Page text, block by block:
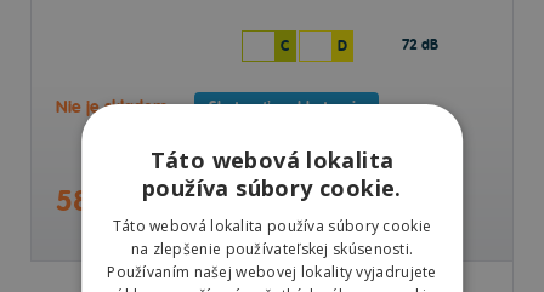
C D 72 dB
Nie je skladom Sledovať naskladnenie
589,66 €
Táto webová lokalita
používa súbory cookie.
Táto webová lokalita používa súbory cookie
na zlepšenie používateľskej skúsenosti.
Používaním našej webovej lokality vyjadrujete